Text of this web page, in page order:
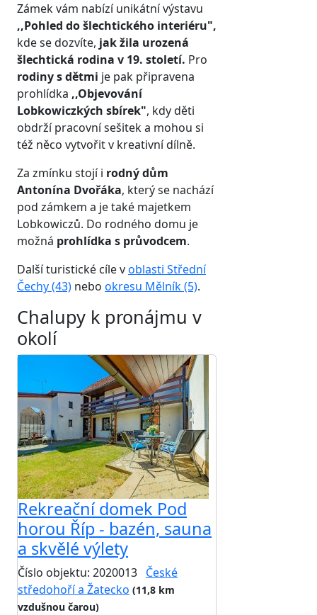
Zámek vám nabízí unikátní výstavu
,,Pohled do šlechtického interiéru",
kde sedozvíte, jak žila urozená
šlechtická rodina v 19. století. Pro
rodiny s dětmi je pak připravena
prohlídka ,,Objevování
Lobkowiczkých sbírek", kdy děti
obdrží pracovní sešitek a mohou si
též něco vytvořit v kreativní dílně.
Za zmínku stojí i rodný dům
Antonína Dvořáka, který se nachází
pod zámkem a je také majetkem
Lobkowiczů. Do rodného domu je
možná prohlídka s průvodcem.
Další turistické cíle voblasti Střední
Čechy (43) nebo okresu Mělník (5).
Chalupy k pronájmu v
okolí
Rekreační domek Pod
horou Říp - bazén, sauna
a skvělé výlety
Číslo objektu: 2020013 České
středohoří a Žatecko (11,8 km
vzdušnou čarou)